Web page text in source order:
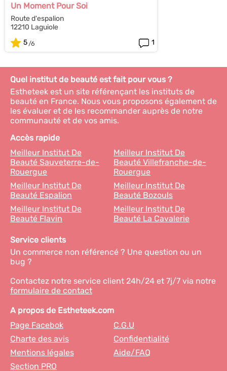
Un Moment Pour Soi
Route d'espalion
12210 Laguiole
5
1
Quel institut de beauté est fait pour vous ?
Estheteek est un site référençant les instituts de
beauté en France. Nous vous proposons également de
les évaluer et de les recommander auprès de notre
communauté et de vos amis.
Accès rapide
Meilleur Institut De
Beauté Sauveterre-de-
Rouergue
Meilleur Institut De
Beauté Villefranche-de-
Rouergue
Meilleur Institut De
Beauté Espalion
Meilleur Institut De
Beauté Bozouls
Meilleur Institut De
Beauté Flavin
Meilleur Institut De
Beauté La Cavalerie
Service clients
Un commerce non référencé ? Une question ou un
bug ?
Contactez notre service client 24h/24 et 7j/7 via notre
formulaire de contact
A propos de Estheteek.com
Page Facebok
C.G.U
Charte des avis
Confidentialité
Mentions légales
Aide/FAQ
Section PRO